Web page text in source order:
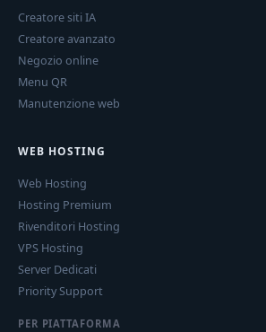
Creatore siti IA
Creatore avanzato
Negozio online
Menu QR
Manutenzione web
WEB HOSTING
Web Hosting
Hosting Premium
Rivenditori Hosting
VPS Hosting
Server Dedicati
Priority Support
PER PIATTAFORMA